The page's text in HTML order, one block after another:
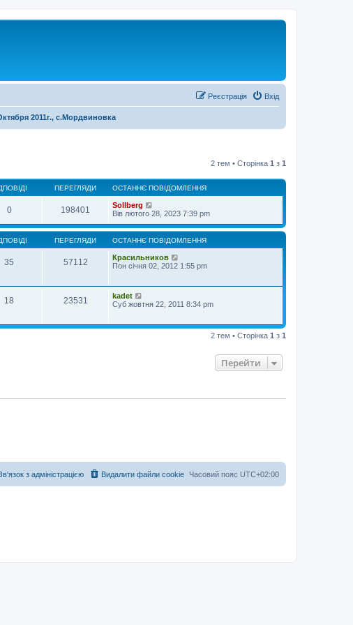
Вхід
Реєстрація
2011г., с.Мордвиновка
2 тем • Сторінка 1 з 1
ПЕРЕГЛЯДИ ОСТАННЄ ПОВІДОМЛЕННЯ
0 198401
Sollberg
Вів лютого 28, 2023 7:39 pm
ПЕРЕГЛЯДИ ОСТАННЄ ПОВІДОМЛЕННЯ
35 57112
Красильников
Пон січня 02, 2012 1:55 pm
18 23531
kadet
Суб жовтня 22, 2011 8:34 pm
2 тем • Сторінка 1 з 1
Перейти
Часовий пояс UTC+02:00
Видалити файли cookie
з адміністрацією